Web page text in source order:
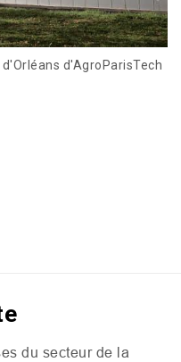
d'AgroParisTech
du secteur de la